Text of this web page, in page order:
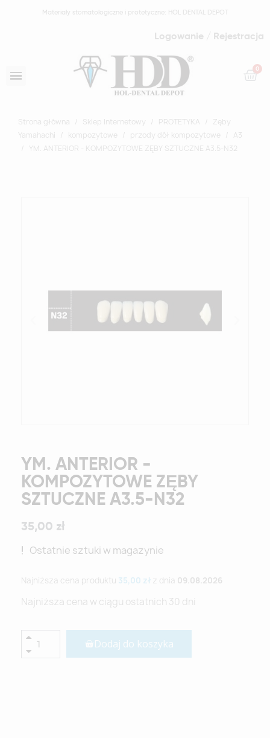
Materiały stomatologiczne i protetyczne: HOL DENTAL DEPOT
Logowanie / Rejestracja
Strona główna Sklep Internetowy PROTETYKA
Zęby
Yamahachi
kompozytowe przody dół kompozytowe
A3
YM. ANTERIOR - KOMPOZYTOWE ZĘBY SZTUCZNE A3.5-N32
YM. ANTERIOR -
KOMPOZYTOWE ZĘBY
SZTUCZNE A3.5-N32
35,00 zł
Ostatnie sztuki w magazynie
Najniższa cena produktu 35,00 zł z dnia 09.08.2026
Najniższa cena w ciągu ostatnich 30 dni
Dodaj do koszyka